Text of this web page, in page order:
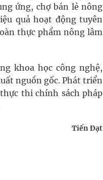
ứng, chợ bán lẻ nông
quả hoạt động tuyên
thực phẩm nông lâm
khoa học công nghệ,
nguồn gốc. Phát triển
thi chính sách pháp
Tiến Đạt